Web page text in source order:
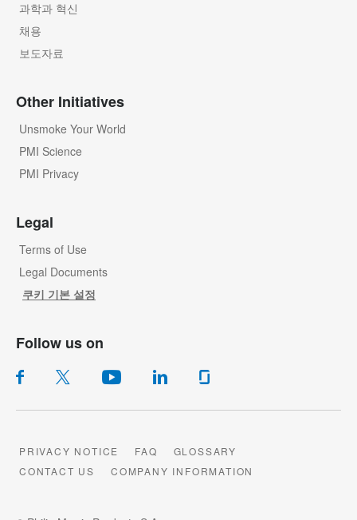
과학과 혁신
채용
보도자료
Other Initiatives
Unsmoke Your World
PMI Science
PMI Privacy
Legal
Terms of Use
Legal Documents
쿠키 기본 설정
Follow us on
PRIVACY NOTICE FAQ
GLOSSARY
CONTACT US
COMPANY INFORMATION